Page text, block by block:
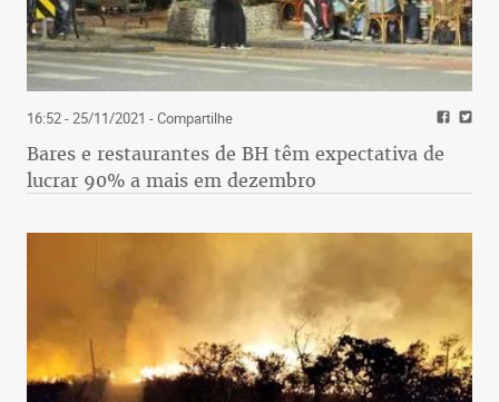
16:52 - 25/11/2021 - Compartilhe
Bares e restaurantes de BH têm expectativa de
lucrar 90% a mais em dezembro